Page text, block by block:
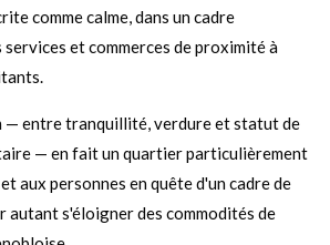
comme calme, dans un cadre
et commerces de proximité à
entre tranquillité, verdure et statut de
— en fait un quartier particulièrement
aux personnes en quête d'un cadre de
autant s'éloigner des commodités de